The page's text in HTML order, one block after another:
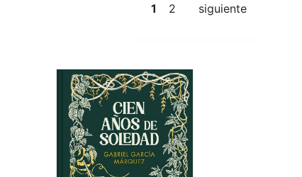
1 2 siguiente